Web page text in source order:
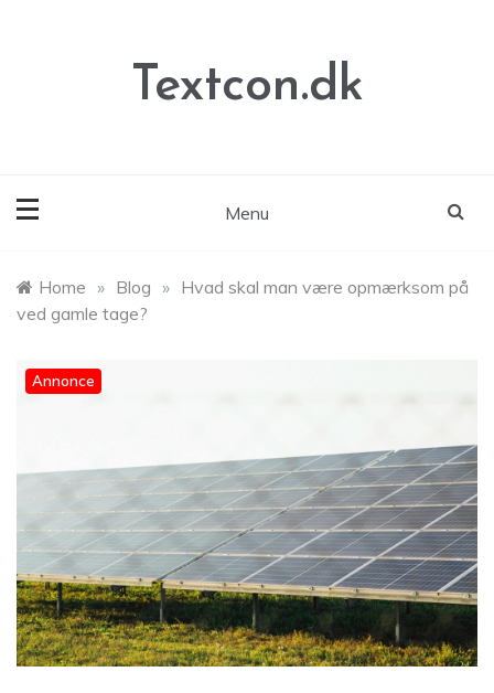
Textcon.dk
Menu
Home » Blog » Hvad skal man være opmærksom på
ved gamle tage?
Annonce